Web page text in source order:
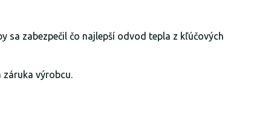
zabezpečil čo najlepší odvod tepla z kľúčových
výrobcu.